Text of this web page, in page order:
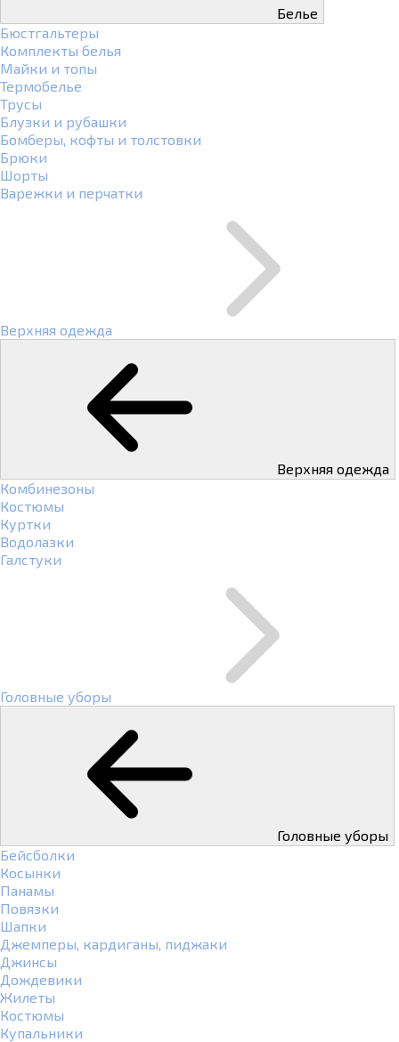
Белье
Бюстгальтеры
Комплекты белья
Майки и топы
Термобелье
Трусы
Блузки и рубашки
Бомберы, кофты и толстовки
Брюки
Шорты
Варежки и перчатки
Верхняя одежда
Верхняя одежда
Комбинезоны
Костюмы
Куртки
Водолазки
Галстуки
Головные уборы
Головные уборы
Бейсболки
Косынки
Панамы
Повязки
Шапки
Джемперы, кардиганы, пиджаки
Джинсы
Дождевики
Жилеты
Костюмы
Купальники